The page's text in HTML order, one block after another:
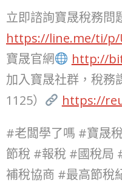
立即諮詢寶晟稅務問
https://line.me/ti/p/
寶晟官網
http://
加入寶晟社群，稅務
1125）
https://
#老闆學了嗎 #寶晟
節稅 #報稅 #國稅局
補稅協商 #最高節稅